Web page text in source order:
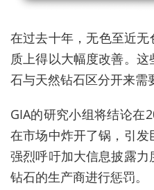
在过去十年，无色至近
质上得以大幅度改善。
石与天然钻石区分开来需
GIA的研究小组将结论在
在市场中炸开了锅，引
强烈呼吁加大信息披露
钻石的生产商进行惩罚。